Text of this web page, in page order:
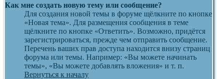
Как мне создать новую тему или сообщение?
Для создания новой темы в форуме щёлкните по кнопке
«Новая тема». Для размещения сообщения в теме
щёлкните по кнопке «Ответить». Возможно, придётся
зарегистрироваться, прежде чем отправить сообщение.
Перечень ваших прав доступа находится внизу страниц
форума или темы. Например: «Вы можете начинать
темы», «Вы можете добавлять вложения» и т. п.
Вернуться к началу